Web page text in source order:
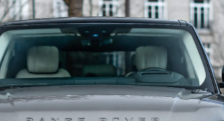
cuir, et en amour. Chez Mecanicus, on adore
de vous concocter une véritable
au destin exceptionnel, chacun
De la Belle Époque aux supercars
font rêver les amateurs comme les
un voyage entre innovation, performance
parti !